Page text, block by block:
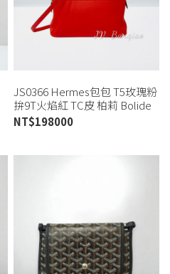
JS0366 Hermes包包 T5玫瑰粉
拚9T火焰紅 TC皮 柏莉 Bolide
31 (板橋店)
NT$198000